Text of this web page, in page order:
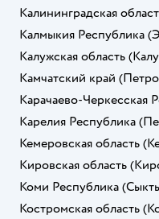
Калининградская
Калмыкия Республика
Калужская область
Камчатский край
Карачаево-Черкесская
Карелия Республика
Кемеровская область
Кировская область
Коми Республика
Костромская область